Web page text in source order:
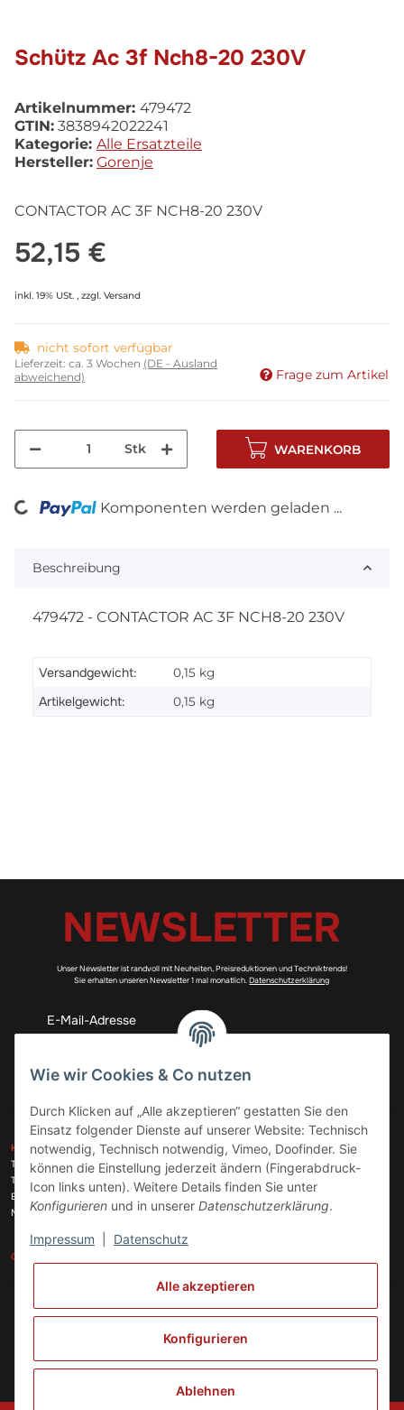
Schütz Ac 3f Nch8-20 230V
Artikelnummer: 479472
GTIN: 3838942022241
Kategorie: Alle Ersatzteile
Hersteller: Gorenje
CONTACTOR AC 3F NCH8-20 230V
52,15 €
inkl. 19% USt. , zzgl. Versand
nicht sofort verfügbar
Lieferzeit: ca. 3 Wochen (DE - Ausland
abweichend)
Frage zum Artikel
Stk WARENKORB
Komponenten werden geladen ...
Beschreibung
479472 - CONTACTOR AC 3F NCH8-20 230V
Versandgewicht: 0,15 kg
Artikelgewicht: 0,15 kg
NEWSLETTER
Unser Newsletter ist randvoll mit Neuheiten, Preisreduktionen und Techniktrends!
Sie erhalten unseren Newsletter 1 mal monatlich.Datenschutzerklärung
Abonnieren
KONTAKT
Telefon:+49 (0)6074 816 08 0
Telefax:
+49 (0)6074 215 08 60
E-Mail:
info@meinhausgeraetedoc.de
Max Planck Str. 6 c, 63322 Rödermark
GESETZLICHE INFORMATIONEN
ZAHLUNGSARTEN
VERSANDARTEN
Vertrag widerrufen
Wie wir Cookies & Co nutzen
Durch Klicken auf „Alle akzeptieren“ gestatten Sie den
Einsatz folgender Dienste auf unserer Website: Technisch
notwendig, Technisch notwendig, Vimeo, Doofinder. Sie
können die Einstellung jederzeit ändern (Fingerabdruck-
Icon links unten). Weitere Details finden Sie unter
Konfigurieren und in unserer Datenschutzerklärung.
Impressum Datenschutz
Alle akzeptieren
Konfigurieren
Ablehnen